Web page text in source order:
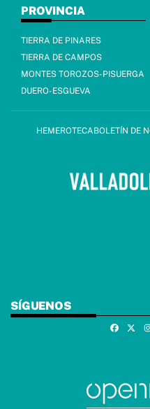
PROVINCIA
TIERRA DE PINARES
TIERRA DE CAMPOS
MONTES TOROZOS-PISUERGA
DUERO-ESGUEVA
HEMEROTECABOLETÍN DE
SÍGUENOS